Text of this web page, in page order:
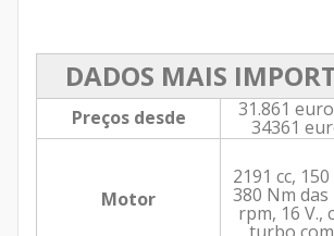
DADOS MAIS
Preços desde 31.861
34361
Motor
2191 cc,
380 Nm das
rpm, 16 V.,